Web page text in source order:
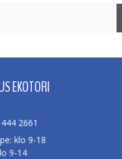
EKOTORI
2661
klo 9-18
9-14